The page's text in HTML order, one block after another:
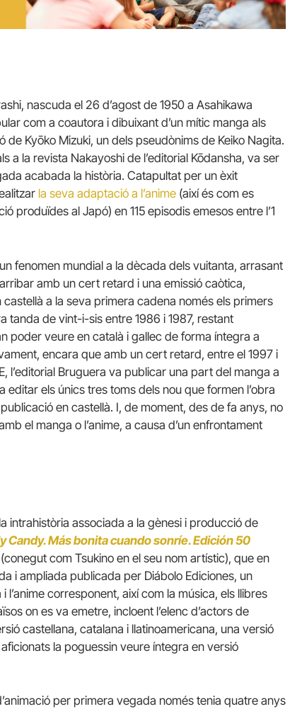
nascuda el 26 d’agost de 1950 a Asahikawa
com a coautora i dibuixant d’un mític manga als
de Kyōko Mizuki, un dels pseudònims de Keiko Nagita.
a la revista Nakayoshi de l’editorial Kōdansha, va ser
acabada la història. Catapultat per un èxit
la seva adaptació a l’anime (així és com es
produïdes al Japó) en 115 episodis emesos entre l’1
fenomen mundial a la dècada dels vuitanta, arrasant
amb un cert retard i una emissió caòtica,
a la seva primera cadena només els primers
tanda de vint-i-sis entre 1986 i 1987, restant
poder veure en català i gallec de forma íntegra a
encara que amb un cert retard, entre el 1997 i
l’editorial Bruguera va publicar una part del manga a
editar els únics tres toms dels nou que formen l’obra
en castellà. I, de moment, des de fa anys, no
el manga o l’anime, a causa d’un enfrontament
intrahistòria associada a la gènesi i producció de
Candy. Más bonita cuando sonríe. Edición 50
com Tsukino en el seu nom artístic), que en
i ampliada publicada per Diábolo Ediciones, un
corresponent, així com la música, els llibres
on es va emetre, incloent l’elenc d’actors de
castellana, catalana i llatinoamericana, una versió
la poguessin veure íntegra en versió
per primera vegada només tenia quatre anys